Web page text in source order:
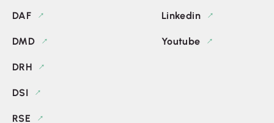
DAF
DMD
DRH
DSI
RSE
Linkedin
Youtube